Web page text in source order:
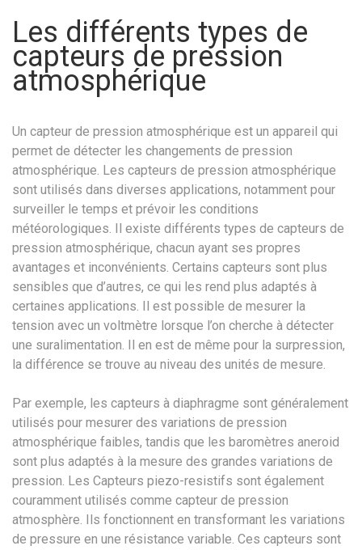
Les différents types de
capteurs de pression
atmosphérique
Un capteur de pression atmosphérique est un appareil qui
permet de détecter les changements de pression
atmosphérique. Les capteurs de pression atmosphérique
sont utilisés dans diverses applications, notamment pour
surveiller le temps et prévoir les conditions
météorologiques. Il existe différents types de capteurs de
pression atmosphérique, chacun ayant ses propres
avantages et inconvénients. Certains capteurs sont plus
sensibles que d’autres, ce qui les rend plus adaptés à
certaines applications. Il est possible de mesurer la
tension avec un voltmètre lorsque l’on cherche à détecter
une suralimentation. Il en est de même pour la surpression,
la différence se trouve au niveau des unités de mesure.
Par exemple, les capteurs à diaphragme sont généralement
utilisés pour mesurer des variations de pression
atmosphérique faibles, tandis que les baromètres aneroid
sont plus adaptés à la mesure des grandes variations de
pression. Les Capteurs piezo-resistifs sont également
couramment utilisés comme capteur de pression
atmosphère. Ils fonctionnent en transformant les variations
de pressure en une résistance variable. Ces capteurs sont